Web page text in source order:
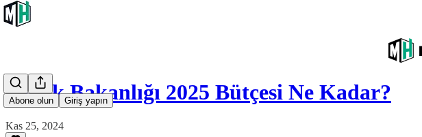
Abone olun Giriş yapın
Sağlık Bakanlığı 2025 Bütçesi Ne Kadar?
Kas 25, 2024